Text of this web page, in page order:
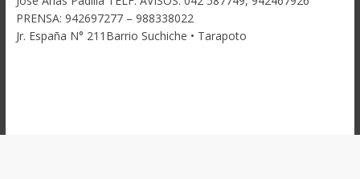
PRENSA: 942697277 – 988338022
Jr. España N° 211Barrio Suchiche • Tarapoto